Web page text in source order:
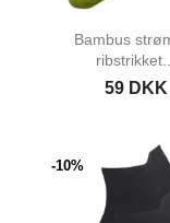
Bambus
59 DKK
-10%